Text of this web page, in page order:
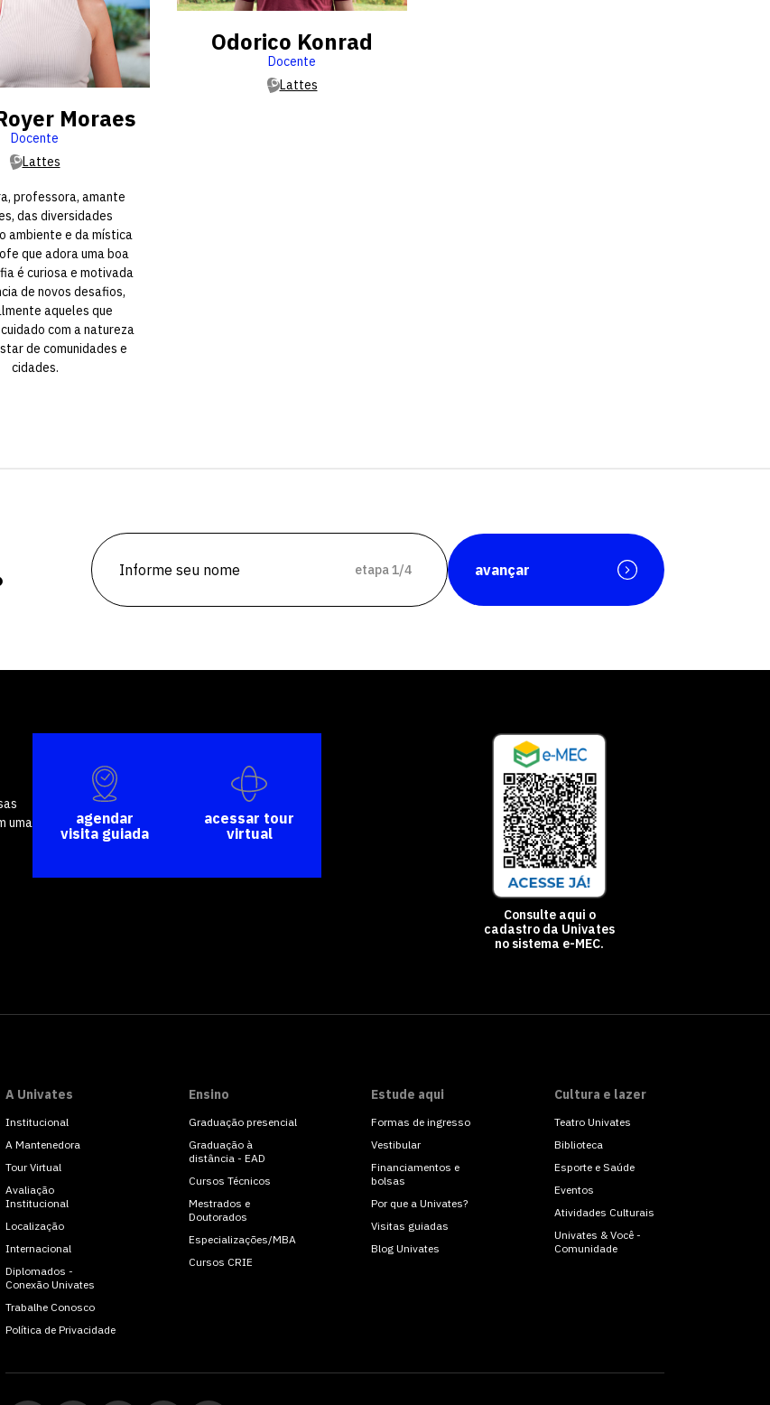
Moraes
Docente
Lattes
professora, amante
das diversidades
ambiente e da mística
que adora uma boa
é curiosa e motivada
de novos desafios,
aqueles que
com a natureza
de comunidades e
cidades.
Odorico Konrad
Docente
Lattes
etapa 1/4 avançar
uma
agendar
visita guiada
acessar tour
virtual
Consulte aqui o
cadastro da Univates
no sistema e-MEC.
A Univates
Institucional
A Mantenedora
Tour Virtual
Avaliação
Institucional
Localização
Internacional
Diplomados -
Conexão Univates
Trabalhe Conosco
Política de Privacidade
Ensino
Graduação presencial
Graduação à
distância - EAD
Cursos Técnicos
Mestrados e
Doutorados
Especializações/MBA
Cursos CRIE
Estude aqui
Formas de ingresso
Vestibular
Financiamentos e
bolsas
Por que a Univates?
Visitas guiadas
Blog Univates
Cultura e lazer
Teatro Univates
Biblioteca
Esporte e Saúde
Eventos
Atividades Culturais
Univates & Você -
Comunidade
Escolha a vaga que você
vagas a partir do 2º ano de curso